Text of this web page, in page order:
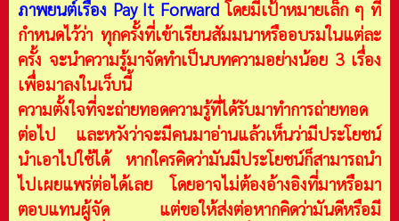
ภาพยนต์เรื่อง Pay It Forward โดยมีเป้าหมายเล็ก ๆ ที่
กำหนดไว้ว่า ทุกครั้งที่เข้าเรียนสัมมนาหรืออบรมในแต่ละ
ครั้ง จะนำความรู้มาจัดทำเป็นบทความอย่างน้อย 3 เรื่อง
เพื่อมาลงในเว็บนี้
ความตั้งใจที่จะถ่ายทอดความรู้ที่ได้รับมาทำการถ่ายทอด
ต่อไป และหวังว่าจะมีคนมาอ่านแล้วเห็นว่ามีประโยชน์
นำเอาไปใช้ได้ หากใครคิดว่ามันมีประโยชน์ก็สามารถนำ
ไปเผยแพร่ต่อได้เลย โดยอาจไม่ต้องอ้างอิงที่มาหรือมา
ตอบแทนผู้จัด แต่ขอให้ส่งต่อหากคิดว่ามันดีหรือมี